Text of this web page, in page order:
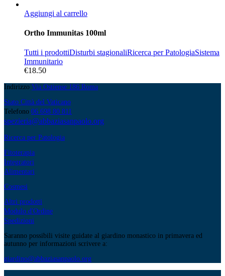
originale
€33.00.
attuale
€29.70.
Aggiungi al carrello
Ortho Immunitas 100ml
Tutti i prodottiDisturbi stagionaliRicerca per PatologiaSistema
Immunitario
€18.50
Indirizzo Via Ostiense 186 Roma
Stato Città del Vaticano
Telefono 06 698 80 811
spezieria@abbaziasanpaolo.org
Ricerca per Patologia
Fitoterapia
Integratori
Alimentari
Cosmesi
Altri prodotti
Modulo d'Ordine
Spedizioni
Saranno possibili visite guidate al giardino monastico in primavera ed
autunno per informazioni scrivere a:
giardino@abbaziasanpaolo.org